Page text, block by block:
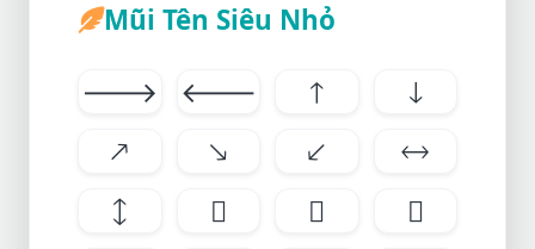
Mũi Tên Siêu Nhỏ
🡒 🡐 🡑
🡓
🡕
🡖 🡗
🡘
🡙
🡚 🡛
🡜